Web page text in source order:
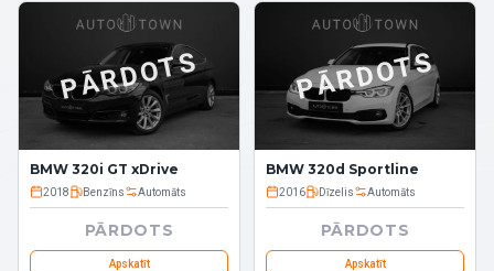
PĀRDOTS
BMW 320i GT xDrive
2018 Benzīns Automāts
PĀRDOTS
Apskatīt
PĀRDOTS
BMW 320d Sportline
2016 Dīzelis Automāts
PĀRDOTS
Apskatīt